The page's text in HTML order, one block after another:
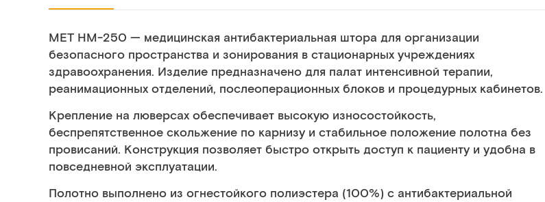
МЕТ HM-250 — медицинская антибактериальная штора для организации
безопасного пространства и зонирования в стационарных учреждениях
здравоохранения. Изделие предназначено для палат интенсивной терапии,
реанимационных отделений, послеоперационных блоков и процедурных кабинетов.
Крепление на люверсах обеспечивает высокую износостойкость,
беспрепятственное скольжение по карнизу и стабильное положение полотна без
провисаний. Конструкция позволяет быстро открыть доступ к пациенту и удобна в
повседневной эксплуатации.
Полотно выполнено из огнестойкого полиэстера (100%) с антибактериальной